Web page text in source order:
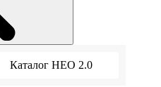
Каталог НЕО 2.0